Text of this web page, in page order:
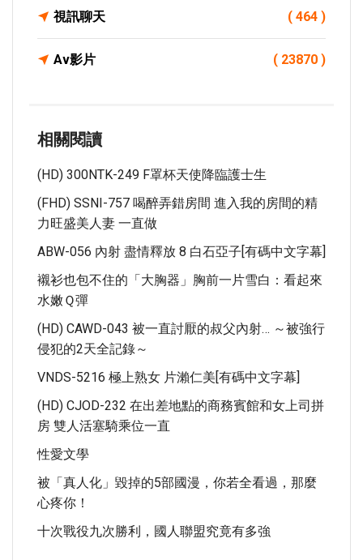
視訊聊天 ( 464 )
Av影片 ( 23870 )
相關閱讀
(HD) 300NTK-249 F罩杯天使降臨護士生
(FHD) SSNI-757 喝醉弄錯房間 進入我的房間的精
力旺盛美人妻 一直做
ABW-056 內射 盡情釋放 8 白石亞子[有碼中文字幕]
襯衫也包不住的「大胸器」胸前一片雪白：看起來
水嫩Ｑ彈
(HD) CAWD-043 被一直討厭的叔父內射… ～被強行
侵犯的2天全記錄～
VNDS-5216 極上熟女 片瀨仁美[有碼中文字幕]
(HD) CJOD-232 在出差地點的商務賓館和女上司拼
房 雙人活塞騎乘位一直
性愛文學
被「真人化」毀掉的5部國漫，你若全看過，那麼
心疼你！
十次戰役九次勝利，國人聯盟究竟有多強